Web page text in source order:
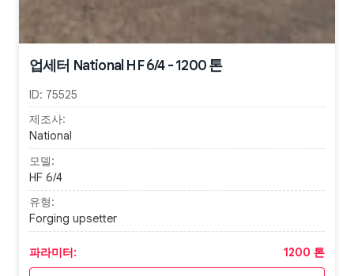
업세터 National HF 6/4 - 1200 톤
ID: 75525
제조사:
National
모델:
HF 6/4
유형:
Forging upsetter
파라미터: 1200 톤